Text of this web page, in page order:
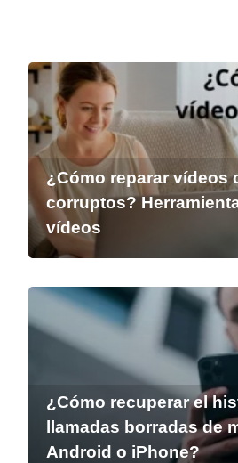
¿Cómo reparar vídeos
corruptos?
vídeos
¿Cómo recuperar el
llamadas borradas de
Android o iPhone?